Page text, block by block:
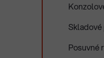
Skladové
Posuvné